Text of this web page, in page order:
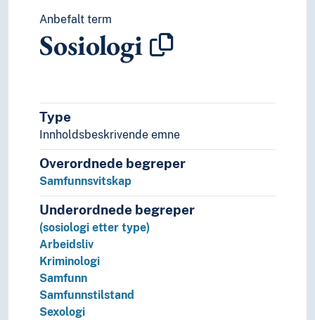
Anbefalt term
Sosiologi
Type
Innholdsbeskrivende emne
Overordnede begreper
Samfunnsvitskap
Underordnede begreper
(sosiologi etter type)
Arbeidsliv
Kriminologi
Samfunn
Samfunnstilstand
Sexologi